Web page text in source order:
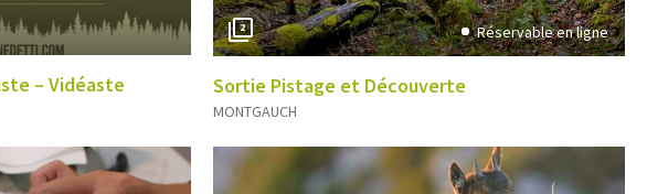
– Vidéaste
2 Réservable en ligne
Sortie Pistage et Découverte
MONTGAUCH